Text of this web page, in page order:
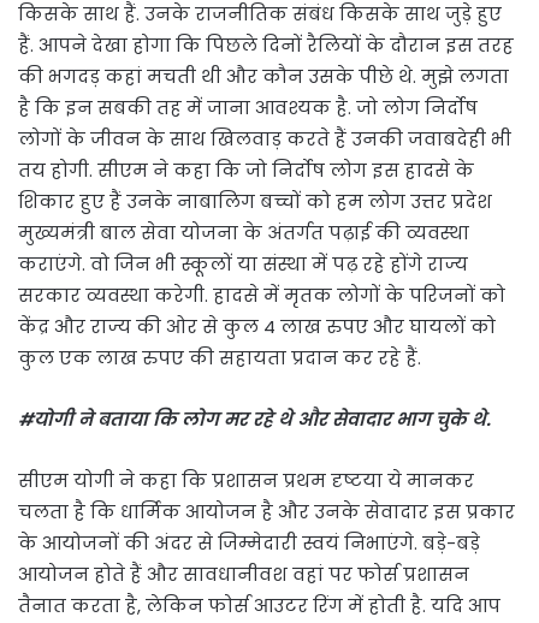
किसके साथ हैं. उनके राजनीतिक संबंध किसके साथ जुड़े हुए
हैं. आपने देखा होगा कि पिछले दिनों रैलियों के दौरान इस तरह
की भगदड़ कहां मचती थी और कौन उसके पीछे थे. मुझे लगता
है कि इन सबकी तह में जाना आवश्यक है. जो लोग निर्दोष
लोगों के जीवन के साथ खिलवाड़ करते हैं उनकी जवाबदेही भी
तय होगी. सीएम ने कहा कि जो निर्दोष लोग इस हादसे के
शिकार हुए हैं उनके नाबालिग बच्चों को हम लोग उत्तर प्रदेश
मुख्यमंत्री बाल सेवा योजना के अंतर्गत पढ़ाई की व्यवस्था
कराएंगे. वो जिन भी स्कूलों या संस्था में पढ़ रहे होंगे राज्य
सरकार व्यवस्था करेगी. हादसे में मृतक लोगों के परिजनों को
केंद्र और राज्य की ओर से कुल 4 लाख रुपए और घायलों को
कुल एक लाख रुपए की सहायता प्रदान कर रहे हैं.
#योगी ने बताया कि लोग मर रहे थे और सेवादार भाग चुके थे.
सीएम योगी ने कहा कि प्रशासन प्रथम दृष्टया ये मानकर
चलता है कि धार्मिक आयोजन है और उनके सेवादार इस प्रकार
के आयोजनों की अंदर से जिम्मेदारी स्वयं निभाएंगे. बड़े-बड़े
आयोजन होते हैं और सावधानीवश वहां पर फोर्स प्रशासन
तैनात करता है, लेकिन फोर्स आउटर रिंग में होती है. यदि आप